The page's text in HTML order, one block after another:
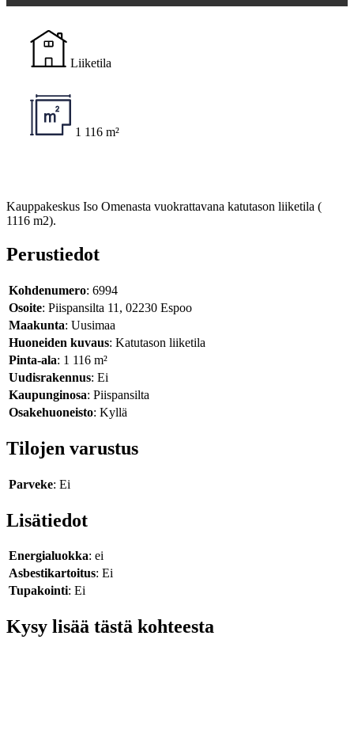
Liiketila
1 116 m²
Kauppakeskus Iso Omenasta vuokrattavana katutason liiketila (
1116 m2).
Perustiedot
Kohdenumero: 6994
Osoite: Piispansilta 11, 02230 Espoo
Maakunta: Uusimaa
Huoneiden kuvaus: Katutason liiketila
Pinta-ala: 1 116 m²
Uudisrakennus: Ei
Kaupunginosa: Piispansilta
Osakehuoneisto: Kyllä
Tilojen varustus
Parveke: Ei
Lisätiedot
Energialuokka: ei
Asbestikartoitus: Ei
Tupakointi: Ei
Kysy lisää tästä kohteesta